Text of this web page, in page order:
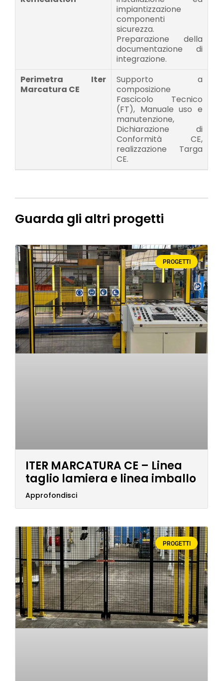
impiantizzazione
componenti
sicurezza.
Preparazione della
documentazione di
integrazione.
Perimetra Iter
Marcatura CE
Supporto a
composizione
Fascicolo Tecnico
(FT), Manuale uso e
manutenzione,
Dichiarazione di
Conformità CE,
realizzazione Targa
CE.
Guarda gli altri progetti
PROGETTI
ITER MARCATURA CE – Linea
taglio lamiera e linea imballo
Approfondisci
PROGETTI